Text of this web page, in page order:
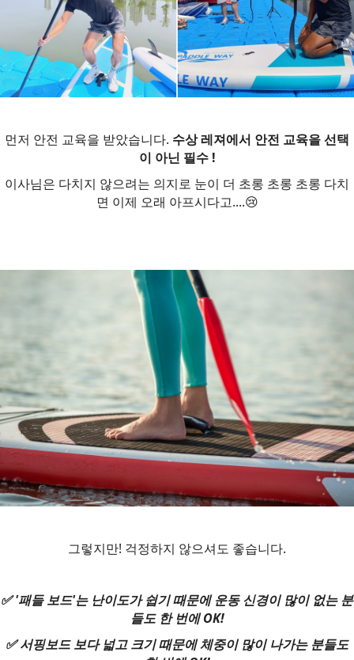
먼저 안전 교육을 받았습니다️. 수상 레져에서 안전 교육을 선택
이 아닌 필수 !
이사님은 다치지 않으려는 의지로 눈이 더 초롱 초롱 초롱 다치
면 이제 오래 아프시다고....😢
그렇지만! 걱정하지 않으셔도 좋습니다.
✅ '패들 보드'는 난이도가 쉽기 때문에 운동 신경이 많이 없는 분
들도 한 번에 OK!
✅ 서핑보드 보다 넓고 크기 때문에 체중이 많이 나가는 분들도